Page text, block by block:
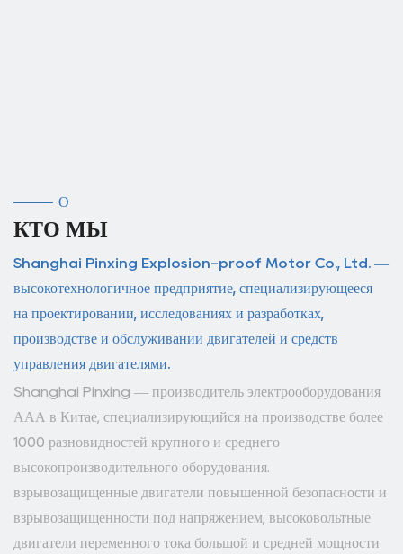
О
КТО МЫ
Shanghai Pinxing Explosion-proof Motor Co., Ltd. —
высокотехнологичное предприятие, специализирующееся
на проектировании, исследованиях и разработках,
производстве и обслуживании двигателей и средств
управления двигателями.
Shanghai Pinxing — производитель электрооборудования
ААА в Китае, специализирующийся на производстве более
1000 разновидностей крупного и среднего
высокопроизводительного оборудования.
взрывозащищенные двигатели повышенной безопасности и
взрывозащищенности под напряжением, высоковольтные
двигатели переменного тока большой и средней мощности